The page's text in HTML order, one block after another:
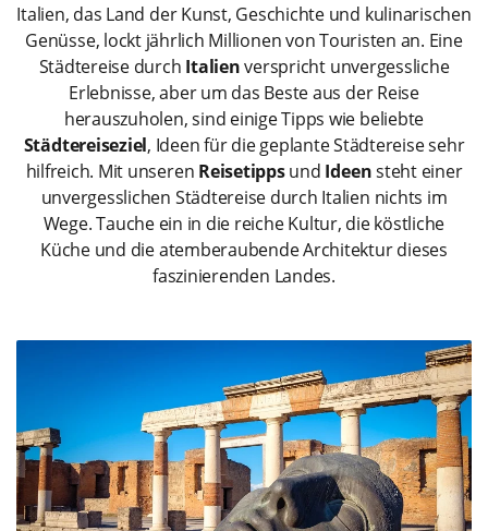
Italien, das Land der Kunst, Geschichte und kulinarischen
Genüsse, lockt jährlich Millionen von Touristen an. Eine
Städtereise durch Italienverspricht unvergessliche
Erlebnisse, aber um das Beste aus der Reise
herauszuholen, sind einige Tipps wie beliebte
Städtereiseziel, Ideen für die geplante Städtereise sehr
hilfreich. Mit unseren Reisetippsund Ideensteht einer
unvergesslichen Städtereise durch Italien nichts im
Wege. Tauche ein in die reiche Kultur, die köstliche
Küche und die atemberaubende Architektur dieses
faszinierenden Landes.